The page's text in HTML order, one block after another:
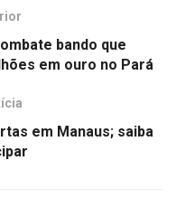
bando que
em ouro no Pará
em Manaus; saiba